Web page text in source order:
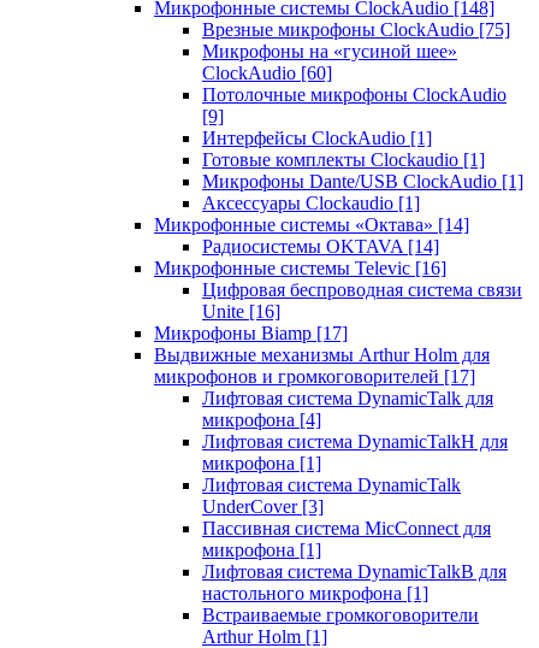
Микрофонные системы ClockAudio [148]
Врезные микрофоны ClockAudio [75]
Микрофоны на «гусиной шее»
ClockAudio [60]
Потолочные микрофоны ClockAudio
[9]
Интерфейсы ClockAudio [1]
Готовые комплекты Clockaudio [1]
Микрофоны Dante/USB ClockAudio [1]
Аксессуары Clockaudio [1]
Микрофонные системы «Октава» [14]
Радиосистемы OKTAVA [14]
Микрофонные системы Televic [16]
Цифровая беспроводная система связи
Unite [16]
Микрофоны Biamp [17]
Выдвижные механизмы Arthur Holm для
микрофонов и громкоговорителей [17]
Лифтовая система DynamicTalk для
микрофона [4]
Лифтовая система DynamicTalkH для
микрофона [1]
Лифтовая система DynamicTalk
UnderCover [3]
Пассивная система MicConnect для
микрофона [1]
Лифтовая система DynamicTalkB для
настольного микрофона [1]
Встраиваемые громкоговорители
Arthur Holm [1]